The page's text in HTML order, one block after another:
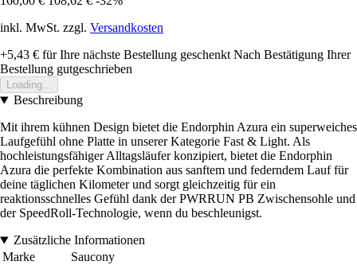
inkl. MwSt. zzgl. Versandkosten
+5,43 € für Ihre nächste Bestellung geschenkt Nach Bestätigung Ihrer
Bestellung gutgeschrieben
Loading...
Beschreibung
Mit ihrem kühnen Design bietet die Endorphin Azura ein superweiches
Laufgefühl ohne Platte in unserer Kategorie Fast & Light. Als
hochleistungsfähiger Alltagsläufer konzipiert, bietet die Endorphin
Azura die perfekte Kombination aus sanftem und federndem Lauf für
deine täglichen Kilometer und sorgt gleichzeitig für ein
reaktionsschnelles Gefühl dank der PWRRUN PB Zwischensohle und
der SpeedRoll-Technologie, wenn du beschleunigst.
Zusätzliche Informationen
Marke
Saucony